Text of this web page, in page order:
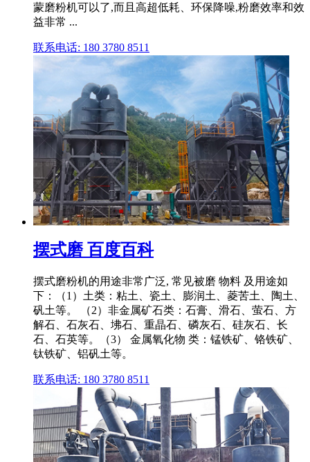
蒙磨粉机可以了,而且高超低耗、环保降噪,粉磨效率和效
益非常 ...
联系电话: 180 3780 8511
摆式磨 百度百科
摆式磨粉机的用途非常广泛, 常见被磨 物料 及用途如
下：（1）土类：粘土、瓷土、膨润土、菱苦土、陶土、
矾土等。 （2）非金属矿石类：石膏、滑石、萤石、方
解石、石灰石、坲石、重晶石、磷灰石、硅灰石、长
石、石英等。（3） 金属氧化物 类：锰铁矿、铬铁矿、
钛铁矿、铝矾土等。
联系电话: 180 3780 8511